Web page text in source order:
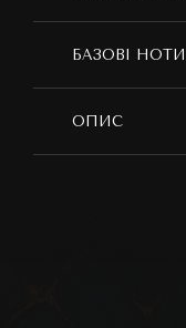
БАЗОВІ НОТИ
ОПИС